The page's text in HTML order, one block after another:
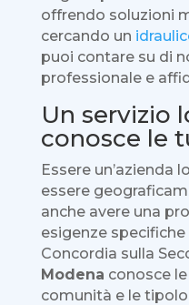
offrendo soluzioni
cercando un
puoi contare su di
professionale e
Un servizio
conosce le
Essere un’azienda
essere
anche avere una
esigenze
Concordia sulla
Modena conosce
comunità e le